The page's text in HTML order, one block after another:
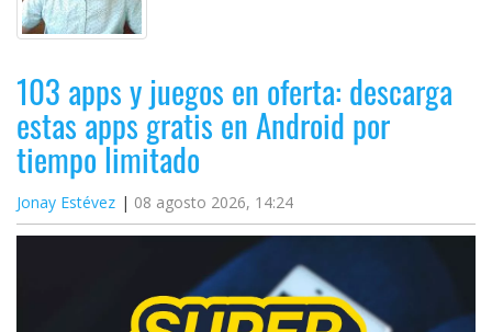
103 apps y juegos en oferta: descarga
estas apps gratis en Android por
tiempo limitado
Jonay Estévez 08 agosto 2026, 14:24